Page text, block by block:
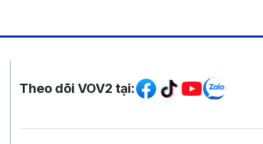
Mạng xã hội
Theo dõi VOV2 tại: